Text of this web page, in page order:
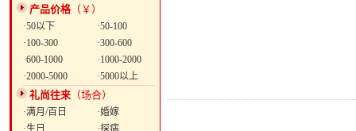
产品价格（￥）
·50以下
·50-100
·100-300
·300-600
·600-1000
·1000-2000
·2000-5000
·5000以上
礼尚往来 （场合）
·满月/百日
·婚嫁
·生日
·探病